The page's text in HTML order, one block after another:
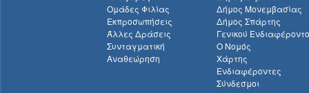
Ομάδες Φιλίας
Εκπροσωπήσεις
Άλλες Δράσεις
Συνταγματική
Αναθεώρηση
Δήμος Μονεμβασίας
Δήμος Σπάρτης
Γενικού
Ο Νομός
Χάρτης
Ενδιαφέροντες
Σύνδεσμοι